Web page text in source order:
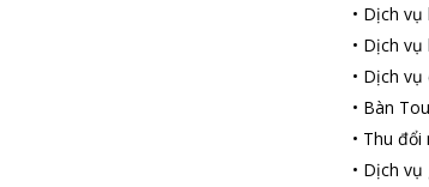
• Dịch vụ
• Dịch vụ
• Dịch vụ
• Bàn
• Thu đổi
• Dịch vụ